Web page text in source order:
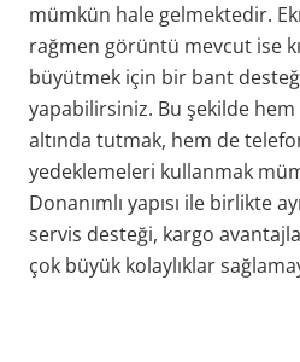
mümkün hale gelmektedir.
rağmen görüntü mevcut ise
büyütmek için bir bant
yapabilirsiniz. Bu şekilde
altında tutmak, hem de
yedeklemeleri kullanmak
Donanımlı yapısı ile birlikte
servis desteği, kargo
çok büyük kolaylıklar